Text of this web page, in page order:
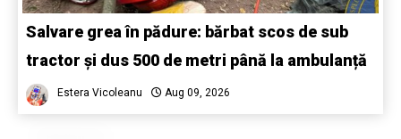
Salvare grea în pădure: bărbat scos de sub
tractor și dus 500 de metri până la ambulanță
Estera Vicoleanu Aug 09, 2026